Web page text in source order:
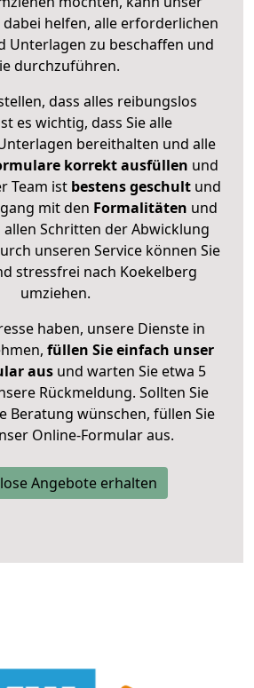
helfen, alle erforderlichen
Unterlagen zu beschaffen und
durchzuführen.
dass alles reibungslos
es wichtig, dass Sie alle
bereithalten und alle
korrekt ausfüllen und
Team ist bestens geschult und
mit den Formalitäten und
Schritten der Abwicklung
unseren Service können Sie
stressfrei nach Koekelberg
umziehen.
haben, unsere Dienste in
füllen Sie einfach unser
ausund warten Sie etwa 5
Rückmeldung. Sollten Sie
Beratung wünschen, füllen Sie
Online-Formular aus.
Angebote erhalten